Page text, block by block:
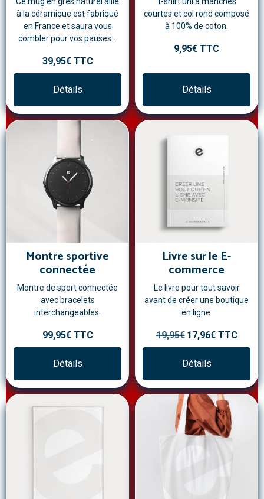
à la céramique est fabriqué
en France et saura vous
combler pour vos pauses...
39,95€ TTC
Détails
courtes et col rond composé
à 100% de coton.
9,95€ TTC
Détails
Montre sportive
connectée
Montre de sport connectée
avec bracelets
interchangeables.
99,95€ TTC
Détails
Livre sur le E-
commerce
Le livre pour tout savoir
avant de créer une boutique
en ligne.
19,95€ 17,96€ TTC
Détails